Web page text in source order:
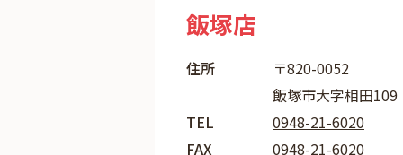
飯塚店
住所
〒820-0052
飯塚市大字相田109
TEL
0948-21-6020
FAX
0948-21-6020